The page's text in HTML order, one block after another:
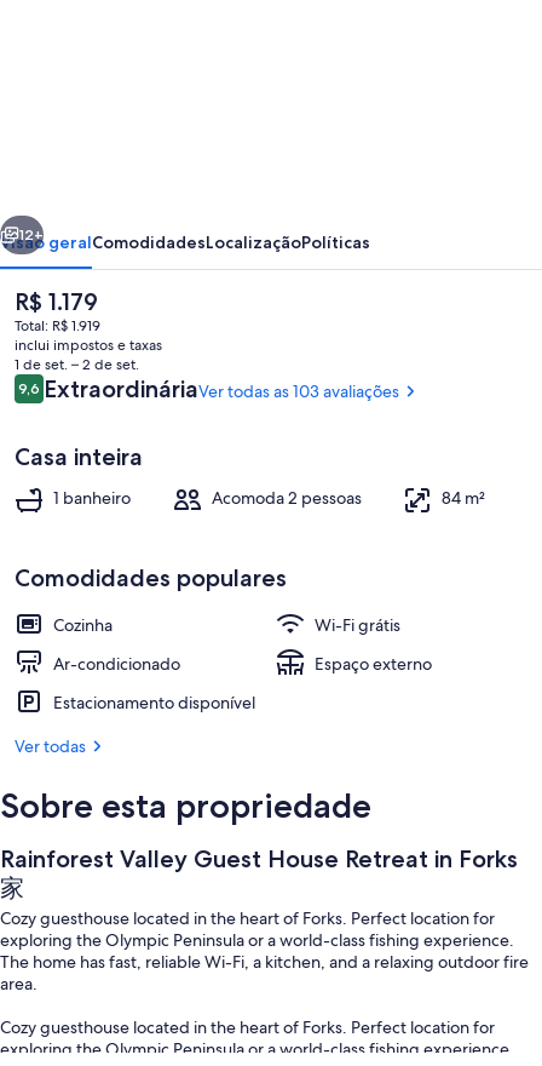
Retreat
in
Forks
家
Área da propriedade
Próximo
12+
Visão geralComodidadesLocalizaçãoPolíticas
O
preço
atual
é
R$ 1.179
R$ 1.179
Total: R$ 1.919
inclui impostos e taxas
1 de set. – 2 de set.
Avaliações
9,69,6 de 10
ExtraordináriaVer todas as 103 avaliações
Casa inteira
1 banheiro Acomoda 2 pessoas 84 m²
Comodidades populares
Cozinha
Wi-Fi grátis
Ar-condicionado
Espaço externo
Estacionamento disponível
Ver todas
Sobre esta propriedade
Rainforest Valley Guest House Retreat in Forks
家
Cozy guesthouse located in the heart of Forks. Perfect location for
exploring the Olympic Peninsula or a world-class fishing experience.
The home has fast, reliable Wi-Fi, a kitchen, and a relaxing outdoor fire
area.
Cozy guesthouse located in the heart of Forks. Perfect location for
exploring the Olympic Peninsula or a world-class fishing experience.